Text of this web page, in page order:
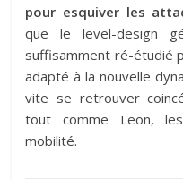
pour esquiver les
que le level-design
suffisamment ré-étudié
adapté à la nouvelle
vite se retrouver
tout comme Leon,
mobilité.